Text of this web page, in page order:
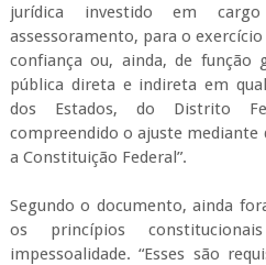
jurídica investido em
assessoramento, para o
confiança ou, ainda, de função
pública direta e indireta em
dos Estados, do Distrito
compreendido o ajuste mediante
a Constituição Federal”.
Segundo o documento, ainda
os princípios
impessoalidade. “Esses são